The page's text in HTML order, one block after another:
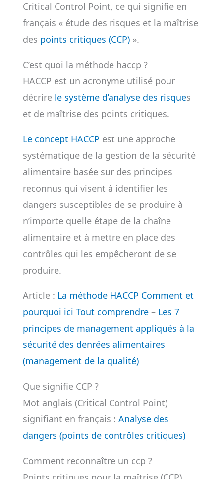
Critical Control Point, ce qui signifie en
français « étude des risques et la maîtrise
des points critiques (CCP)».
C’est quoi la méthode haccp ?
HACCP est un acronyme utilisé pour
décrire le système d’analyse des risques
et de maîtrise des points critiques.
Le concept HACCP est une approche
systématique de la gestion de la sécurité
alimentaire basée sur des principes
reconnus qui visent à identifier les
dangers susceptibles de se produire à
n’importe quelle étape de la chaîne
alimentaire et à mettre en place des
contrôles qui les empêcheront de se
produire.
Article : La méthode HACCP Comment et
pourquoi ici Tout comprendre– Les 7
principes de management appliqués à la
sécurité des denrées alimentaires
(management de la qualité)
Que signifie CCP ?
Mot anglais (Critical Control Point)
signifiant en français : Analyse des
dangers (points de contrôles critiques)
Comment reconnaître un ccp ?